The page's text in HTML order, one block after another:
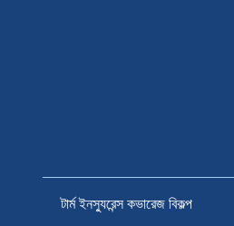
টার্ম ইনস্যুরেন্স কভারেজ বিকল্প